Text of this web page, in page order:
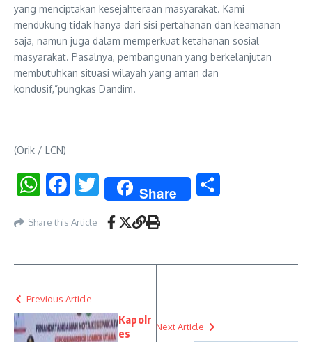
yang menciptakan kesejahteraan masyarakat. Kami
mendukung tidak hanya dari sisi pertahanan dan keamanan
saja, namun juga dalam memperkuat ketahanan sosial
masyarakat. Pasalnya, pembangunan yang berkelanjutan
membutuhkan situasi wilayah yang aman dan
kondusif,”pungkas Dandim.
(Orik / LCN)
WhatsAppFacebookTwitter Share
Share this Article
Previous Article
Kapolr
es
Next Article